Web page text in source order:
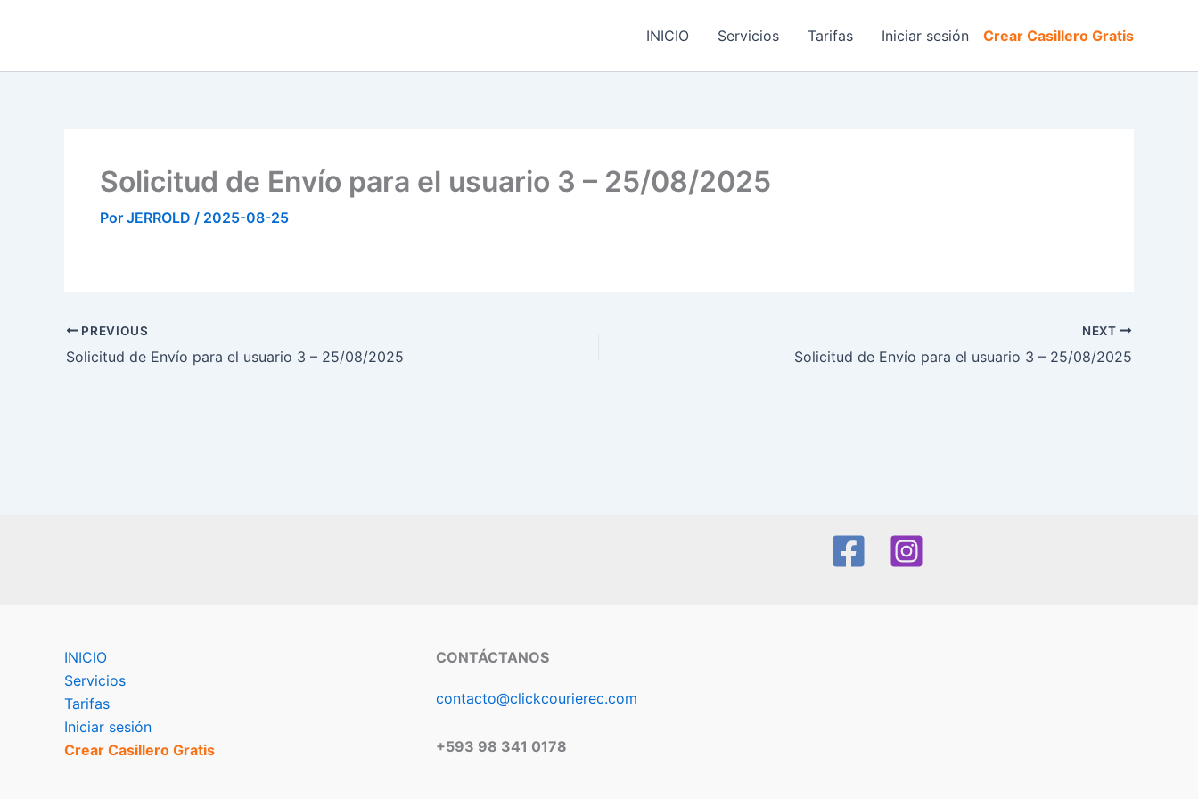
INICIO Servicios Tarifas Iniciar sesión Crear Casillero Gratis
Solicitud de Envío para el usuario 3 – 25/08/2025
Por JERROLD / 2025-08-25
PREVIOUS
Solicitud de Envío para el usuario 3 – 25/08/2025
NEXT
Solicitud de Envío para el usuario 3 – 25/08/2025
INICIO
Servicios
Tarifas
Iniciar sesión
Crear Casillero Gratis
CONTÁCTANOS
contacto@clickcourierec.com
+593 98 341 0178